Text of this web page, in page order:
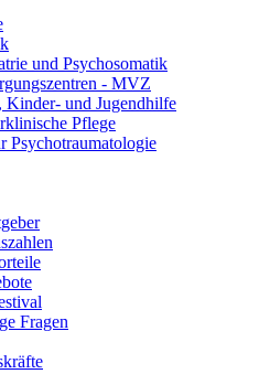
und Psychosomatik
- MVZ
Kinder- und Jugendhilfe
Pflege
Psychotraumatologie
Fragen